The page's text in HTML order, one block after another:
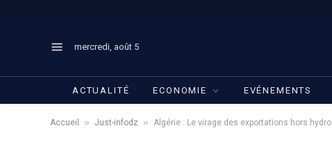
mercredi, août 5
ACTUALITÉ ECONOMIE EVÉNEMENTS
Accueil » Just-infodz » Algérie : Le virage des exportations hors